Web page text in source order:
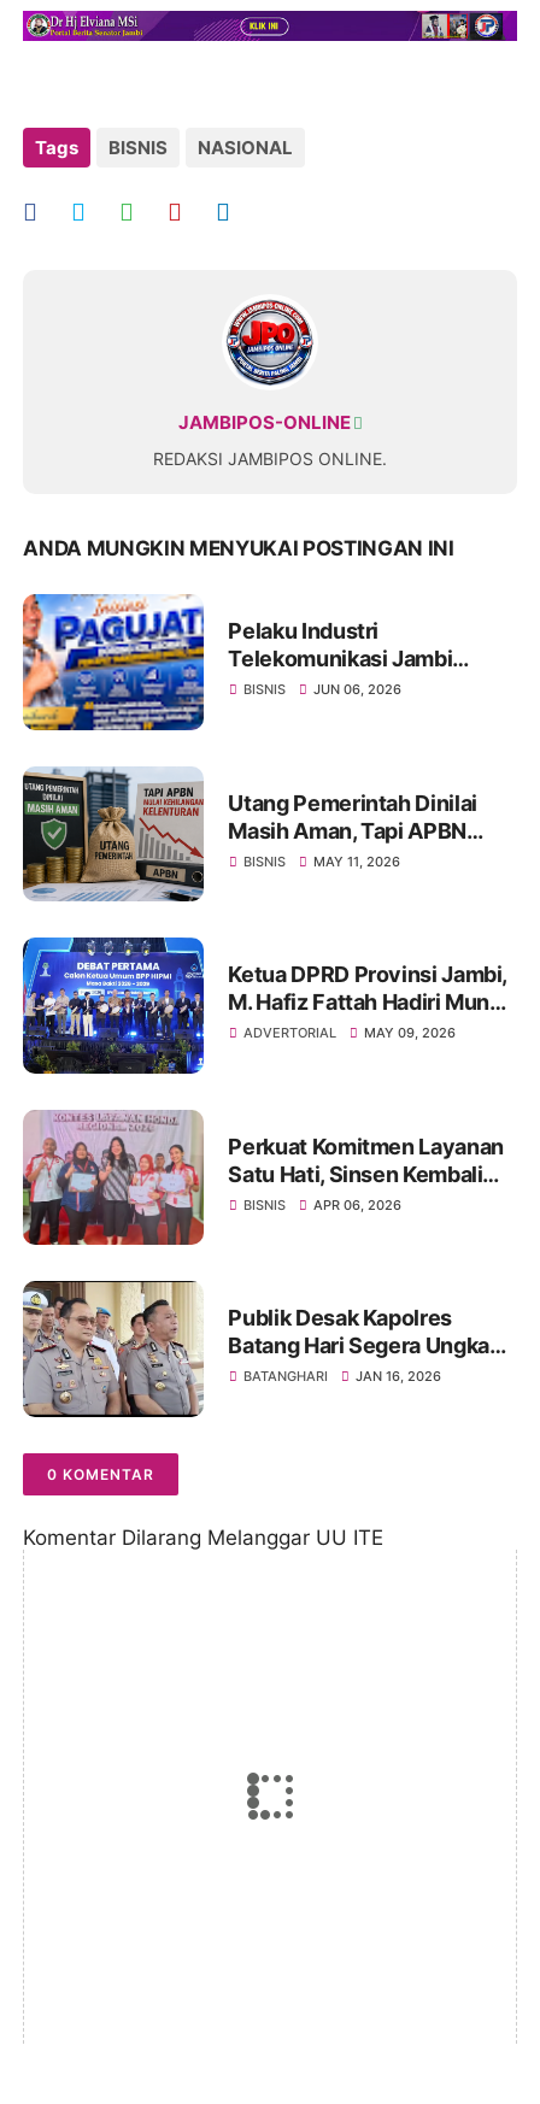
Tags BISNIS NASIONAL
JAMBIPOS-ONLINE
REDAKSI JAMBIPOS ONLINE.
ANDA MUNGKIN MENYUKAI POSTINGAN INI
Pelaku Industri
Telekomunikasi Jambi
Inisiasi PAGUJATI, Dorong
BISNIS JUN 06, 2026
Utang Pemerintah Dinilai
Masih Aman, Tapi APBN
Mulai Kehilangan Kelenturan
BISNIS MAY 11, 2026
Ketua DPRD Provinsi Jambi,
M. Hafiz Fattah Hadiri Munas
HIPMI ke-18, Dorong
ADVERTORIAL MAY 09, 2026
Perkuat Komitmen Layanan
Satu Hati, Sinsen Kembali
Gelar KLHR Jambi 2026
BISNIS APR 06, 2026
Publik Desak Kapolres
Batang Hari Segera Ungkap
Pembunuhan Pasutri
BATANGHARI JAN 16, 2026
0 KOMENTAR
Komentar Dilarang Melanggar UU ITE